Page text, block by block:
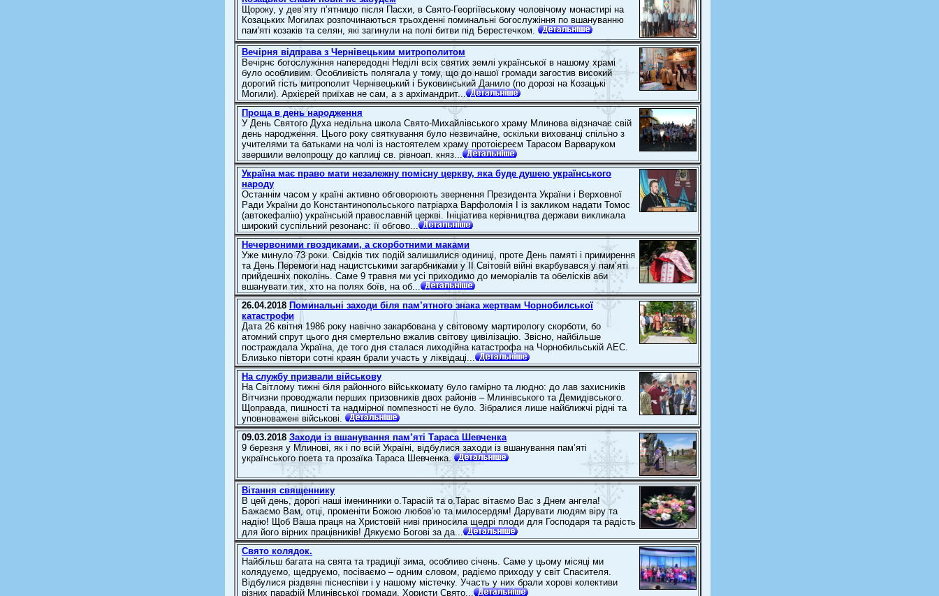
Щороку, у дев’яту п’ятницю після Пасхи, в Свято-Георгіївському чоловічому монастирі на
Козацьких Могилах розпочинаються трьохденні поминальні богослужіння по вшануванню
пам'яті козаків та селян, які загинули на полі битви під Берестечком.
Вечірня відправа з Чернівецьким митрополитом
Вечірнє богослужіння напередодні Неділі всіх святих землі української в нашому храмі
було особливим. Особливість полягала у тому, що до нашої громади загостив високий
дорогий гість митрополит Чернівецький і Буковинський Данило (по дорозі на Козацькі
Могили). Архієрей приїхав не сам, а з архімандрит...
Проща в день народження
У День Святого Духа недільна школа Свято-Михайлівського храму Млинова відзначає свій
день народження. Цього року святкування було незвичайне, оскільки вихованці спільно з
учителями та батьками на чолі із настоятелем храму протоієреєм Тарасом Варваруком
звершили велопрощу до каплиці св. рівноап. княз...
Україна має право мати незалежну помісну церкву, яка буде душею українського
народу
Останнім часом у країні активно обговорюють звернення Президента України і Верховної
Ради України до Константинопольського патріарха Варфоломія I із закликом надати Томос
(автокефалію) українській православній церкві. Ініціатива керівництва держави викликала
широкий суспільний резонанс: її обгово...
Нечервоними гвоздиками, а скорботними маками
Уже минуло 73 роки. Свідків тих подій залишилися одиниці, проте День памяті і примирення
та День Перемоги над нацистськими загарбниками у ІІ Світовій війні вкарбувався у пам’яті
прийдешніх поколінь. Саме 9 травня ми усі приходимо до меморіалів та обелісків аби
вшанувати тих, хто на полях боїв, на об...
26.04.2018 Поминальні заходи біля пам’ятного знака жертвам Чорнобилської
катастрофи
Дата 26 квітня 1986 року навічно закарбована у світовому мартирологу скорботи, бо
атомний спрут цього дня смертельно вжалив світову цивілізацію. Звісно, найбільше
постраждала Україна, де того дня сталася лиходійна катастрофа на Чорнобильській АЕС.
Близько півтори сотні краян брали участь у ліквідаці...
На службу призвали військову
На Світлому тижні біля районного військкомату було гамірно та людно: до лав захисників
Вітчизни проводжали перших призовників двох районів – Млинівського та Демидівського.
Щоправда, пишності та надмірної помпезності не було. Зібралися лише найближчі рідні та
уповноважені військові.
09.03.2018 Заходи із вшанування пам’яті Тараса Шевченка
9 березня у Млинові, як і по всій Україні, відбулися заходи із вшанування пам’яті
українського поета та прозаїка Тараса Шевченка.
Вітання священнику
В цей день, дорогі наші іменинники о.Тарасій та о.Тарас вітаємо Вас з Днем ангела!
Бажаємо Вам, отці, променіти Божою любов’ю та милосердям! Дарувати людям віру та
надію! Щоб Ваша праця на Христовій ниві приносила щедрі плоди для Господаря та радість
для його вірних працівників! Дякуємо Богові за да...
Свято колядок.
Найбільш багата на свята та традиції зима, особливо січень. Саме у цьому місяці ми
колядуємо, щедруємо, посіваємо – одним словом, радіємо приходу у світ Спасителя.
Відбулися різдвяні піснеспіви і у нашому містечку. Участь у них брали хорові колективи
різних парафій Млинівської громади. Хористи Свято...